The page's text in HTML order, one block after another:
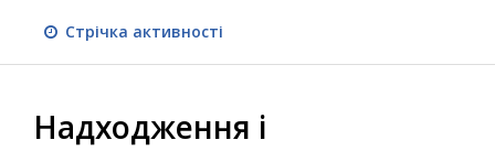
Стрічка активності
Надходження і